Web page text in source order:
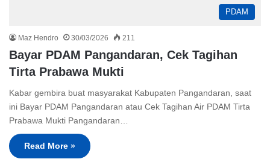
PDAM
Maz Hendro 30/03/2026 211
Bayar PDAM Pangandaran, Cek Tagihan
Tirta Prabawa Mukti
Kabar gembira buat masyarakat Kabupaten Pangandaran, saat
ini Bayar PDAM Pangandaran atau Cek Tagihan Air PDAM Tirta
Prabawa Mukti Pangandaran…
Read More »